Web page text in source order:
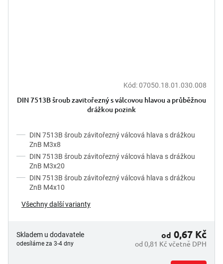
Kód:07050.18.01.030.008
DIN 7513B šroub zavitořezný s válcovou hlavou a průběžnou
drážkou pozink
DIN 7513B šroub závitořezný válcová hlava s drážkou
ZnB M3x8
DIN 7513B šroub závitořezný válcová hlava s drážkou
ZnB M3x20
DIN 7513B šroub závitořezný válcová hlava s drážkou
ZnB M4x10
Všechny další varianty
Skladem u dodavatele
odesíláme za 3-4 dny od 0,81 Kč včetně DPH
od 0,67 Kč